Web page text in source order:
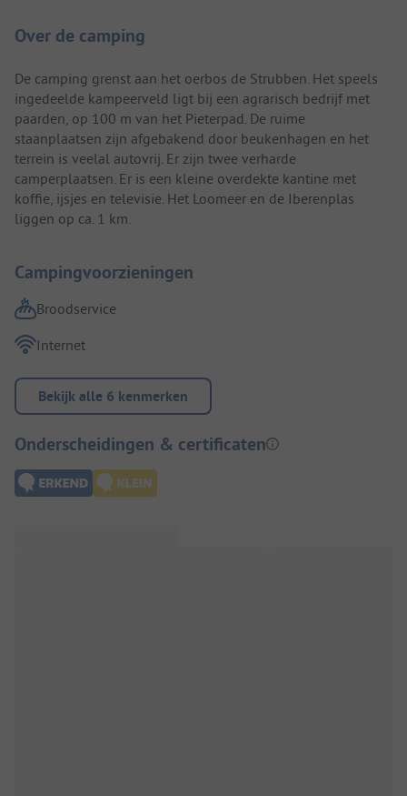
Over de camping
De camping grenst aan het oerbos de Strubben. Het speels
ingedeelde kampeerveld ligt bij een agrarisch bedrijf met
paarden, op 100 m van het Pieterpad. De ruime
staanplaatsen zijn afgebakend door beukenhagen en het
terrein is veelal autovrij. Er zijn twee verharde
camperplaatsen. Er is een kleine overdekte kantine met
koffie, ijsjes en televisie. Het Loomeer en de Iberenplas
liggen op ca. 1 km.
Campingvoorzieningen
Broodservice
Internet
Bekijk alle 6 kenmerken
Onderscheidingen & certificaten